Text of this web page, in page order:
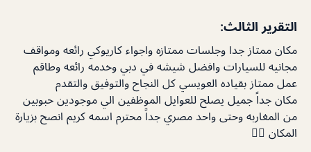
التقرير الثالث:
مكان ممتاز جدا وجلسات ممتازه واجواء كاريوكي رائعه ومواقف
مجانيه للسيارات وافضل شيشه في دبي وخدمه رائعه وطاقم
عمل ممتاز بقياده العويسي كل النجاح والتوفيق والتقدم
مكان جداً جميل يصلح للعوايل الموظفين الي موجودين حبوبين
من المغاربه وحتى واحد مصري جداً محترم اسمه كريم انصح بزيارة
المكان 👍🏼